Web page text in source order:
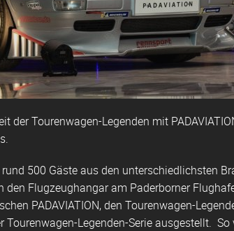
der Tourenwagen-Legenden mit
500 Gäste aus den unterschiedlichsten
den Flugzeughangar am Paderborner
PADAVIATION, den Tourenwagen-
Tourenwagen-Legenden-Serie ausgestellt.